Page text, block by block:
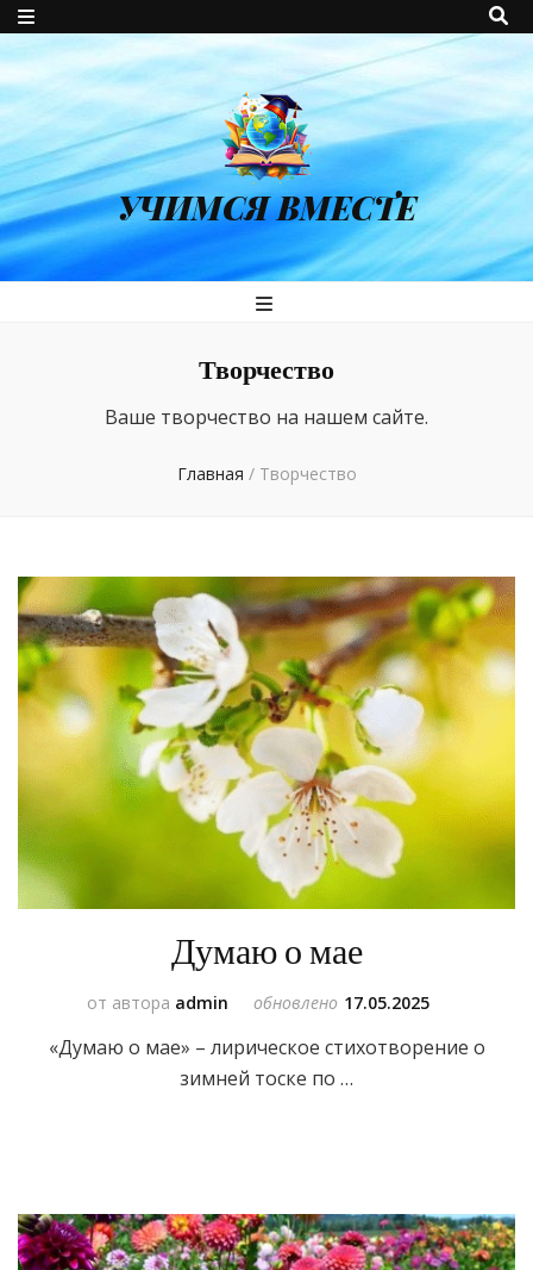
УЧИМСЯ ВМЕСТЕ
Творчество
Ваше творчество на нашем сайте.
Главная / Творчество
Думаю о мае
от автора admin обновлено 17.05.2025
«Думаю о мае» – лирическое стихотворение о
зимней тоске по …